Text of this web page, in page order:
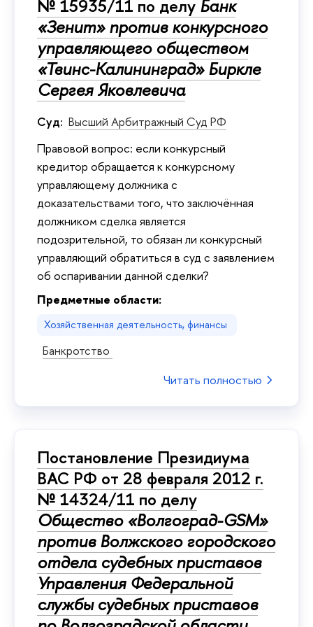
№ 15935/11 по делу Банк
«Зенит» против конкурсного
управляющего обществом
«Твинс-Калининград» Биркле
Сергея Яковлевича
Суд: Высший Арбитражный Суд РФ
Правовой вопрос: если конкурсный
кредитор обращается к конкурсному
управляющему должника с
доказательствами того, что заключённая
должником сделка является
подозрительной, то обязан ли конкурсный
управляющий обратиться в суд с заявлением
об оспаривании данной сделки?
Предметные области:
Хозяйственная деятельность, финансы
Банкротство
Читать полностью
Постановление Президиума
ВАС РФ от 28 февраля 2012 г.
№ 14324/11 по делу
Общество «Волгоград-GSM»
против Волжского городского
отдела судебных приставов
Управления Федеральной
службы судебных приставов